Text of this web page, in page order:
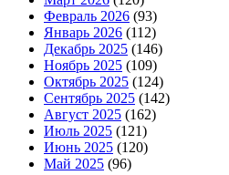
Февраль 2026 (93)
Январь 2026 (112)
Декабрь 2025 (146)
Ноябрь 2025 (109)
Октябрь 2025 (124)
Сентябрь 2025 (142)
Август 2025 (162)
Июль 2025 (121)
Июнь 2025 (120)
Май 2025 (96)